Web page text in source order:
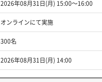
2026年08月31日(月) 15:00〜16:00
オンラインにて実施
300名
2026年08月31日(月) 14:00